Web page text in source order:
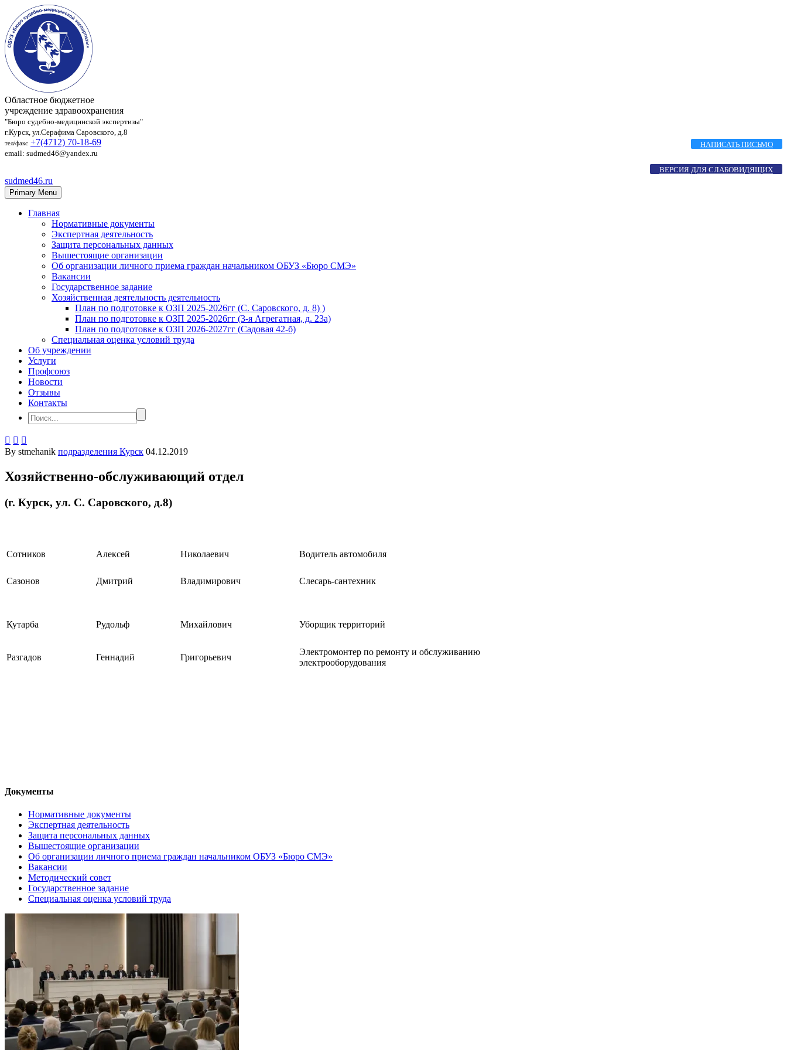
Областное бюджетное
учреждение здравоохранения
"Бюро судебно-медицинской экспертизы"
г.Курск, ул.Серафима Саровского, д.8
тел/факс +7(4712) 70‑18‑69
email: sudmed46@yandex.ru
НАПИСАТЬ ПИСЬМО
ВЕРСИЯ ДЛЯ СЛАБОВИДЯЩИХ
sudmed46.ru
Primary Menu
Главная
Нормативные документы
Экспертная деятельность
Защита персональных данных
Вышестоящие организации
Об организации личного приема граждан начальником ОБУЗ «Бюро СМЭ»
Вакансии
Государственное задание
Хозяйственная деятельность деятельность
План по подготовке к ОЗП 2025-2026гг (С. Саровского, д. 8) )
План по подготовке к ОЗП 2025-2026гг (3-я Агрегатная, д. 23а)
План по подготовке к ОЗП 2026-2027гг (Садовая 42-б)
Специальная оценка условий труда
Об учреждении
Услуги
Профсоюз
Новости
Отзывы
Контакты
  
By stmehanik подразделения Курск 04.12.2019
Хозяйственно-обслуживающий отдел
(г. Курск, ул. С. Саровского, д.8)
Сотников Алексей Николаевич Водитель автомобиля
Сазонов Дмитрий Владимирович Слесарь-сантехник
Кутарба Рудольф Михайлович Уборщик территорий
Разгадов Геннадий Григорьевич
Электромонтер по ремонту и обслуживанию
электрооборудования
Документы
Нормативные документы
Экспертная деятельность
Защита персональных данных
Вышестоящие организации
Об организации личного приема граждан начальником ОБУЗ «Бюро СМЭ»
Вакансии
Методический совет
Государственное задание
Специальная оценка условий труда